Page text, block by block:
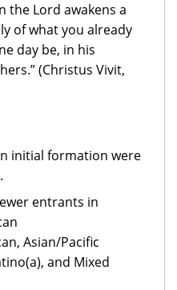
the Lord awakens a
of what you already
day be, in his
(Christus Vivit,
initial formation were
entrants in
Asian/Pacific
and Mixed